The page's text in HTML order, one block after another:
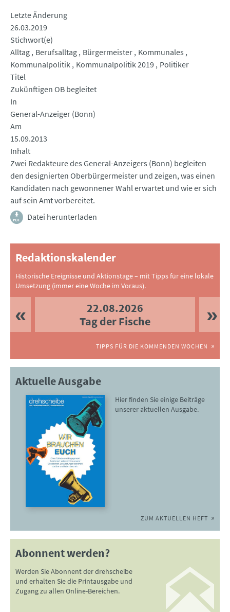
Letzte Änderung
26.03.2019
Stichwort(e)
Alltag Berufsalltag Bürgermeister Kommunales
Kommunalpolitik Kommunalpolitik 2019 Politiker
Titel
Zukünftigen OB begleitet
In
General-Anzeiger (Bonn)
Am
15.09.2013
Inhalt
Zwei Redakteure des General-Anzeigers (Bonn) begleiten
den designierten Oberbürgermeister und zeigen, was einen
Kandidaten nach gewonnener Wahl erwartet und wie er sich
auf sein Amt vorbereitet.
Datei herunterladen
Redaktionskalender
Historische Ereignisse und Aktionstage – mit Tipps für eine lokale
Umsetzung (immer eine Woche im Voraus).
22.08.2026
Tag der Fische
TIPPS FÜR DIE KOMMENDEN WOCHEN
Aktuelle Ausgabe
Hier finden Sie einige Beiträge
unserer aktuellen Ausgabe.
ZUM AKTUELLEN HEFT
Abonnent werden?
Werden Sie Abonnent der drehscheibe
und erhalten Sie die Printausgabe und
Zugang zu allen Online-Bereichen.